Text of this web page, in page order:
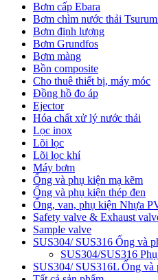
Bơm cấp Ebara
Bơm chìm nước thải
Bơm định lượng
Bơm Grundfos
Bơm màng
Bồn composite
Cho thuê thiết bị, máy móc
Đồng hồ đo áp
Ejector
Hóa chất xử lý nước thải
Lọc inox
Lõi lọc
Lõi lọc khí
Máy bơm
Ống và phụ kiện mạ kẽm
Ống và phụ kiện thép đen
Ống, van, phụ kiện Nhựa
Safety valve & Exhaust
Sample valve
SUS304/ SUS316 Ống và
SUS304/SUS316
SUS304/ SUS316L Ống và